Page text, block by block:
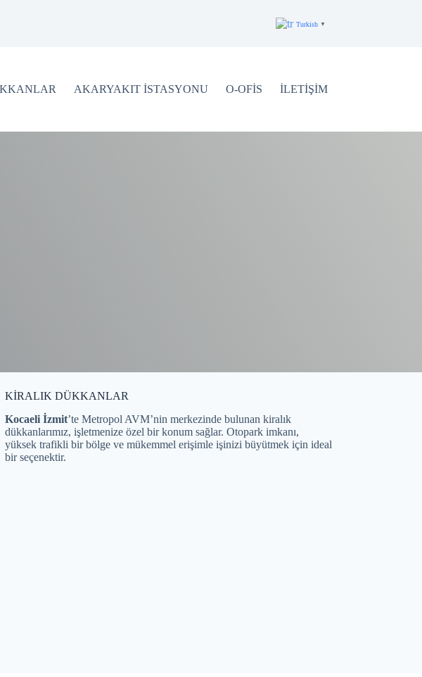
Turkish ▼
AKARYAKIT İSTASYONU O-OFİS İLETİŞİM
KİRALIK DÜKKANLAR
Kocaeli İzmit’te Metropol AVM’nin merkezinde bulunan kiralık
dükkanlarımız, işletmenize özel bir konum sağlar. Otopark imkanı,
yüksek trafikli bir bölge ve mükemmel erişimle işinizi büyütmek için ideal
bir seçenektir.